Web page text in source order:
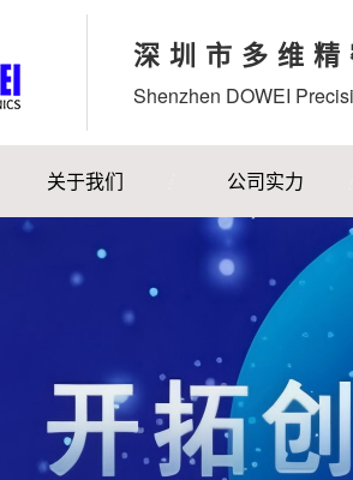
深圳市多维
Shenzhen DOWEI
关于我们 公司实力